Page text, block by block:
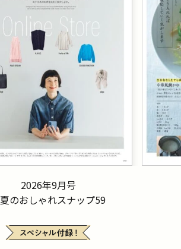
2026年9月号
のおしゃれスナップ59